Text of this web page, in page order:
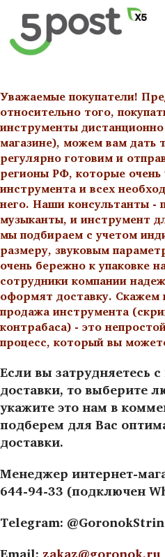
Уважаемые покупатели!
относительно того,
инструменты
магазине), можем вам дать
регулярно готовим и
регионы РФ, которые очень
инструмента и всех
него. Наши консультанты -
музыканты, и инструмент
мы подбираем с учетом
размеру, звуковым
очень бережно к упаковке
сотрудники компании
оформят доставку. Скажем
продажа инструмента
контрабаса) - это
процесс, который вы
Если вы затрудняетесь
доставки, то выберите
укажите это нам в
подберем для Вас
доставки.
Менеджер интернет-
644-94-33 (подключен
Telegram: